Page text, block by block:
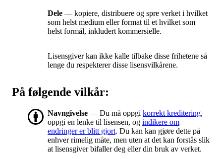
Dele — kopiere, distribuere og spre verket i hvilket
som helst medium eller format til et hvilket som
helst formål, inkludert kommersielle.
Lisensgiver kan ikke kalle tilbake disse frihetene så
lenge du respekterer disse lisensvilkårene.
På følgende vilkår:
Navngivelse — Du må oppgi korrekt kreditering,
oppgi en lenke til lisensen, og indikere om
endringer er blitt gjort. Du kan kan gjøre dette på
enhver rimelig måte, men uten at det kan forstås slik
at lisensgiver bifaller deg eller din bruk av verket.